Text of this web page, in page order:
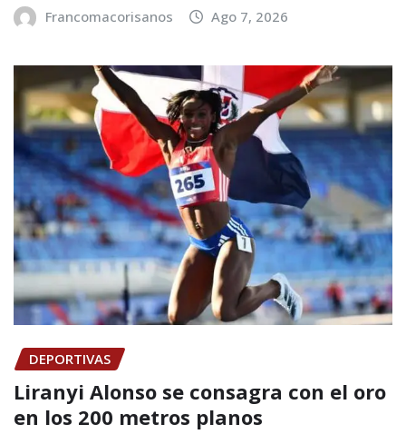
Francomacorisanos Ago 7, 2026
DEPORTIVAS
Liranyi Alonso se consagra con el oro
en los 200 metros planos